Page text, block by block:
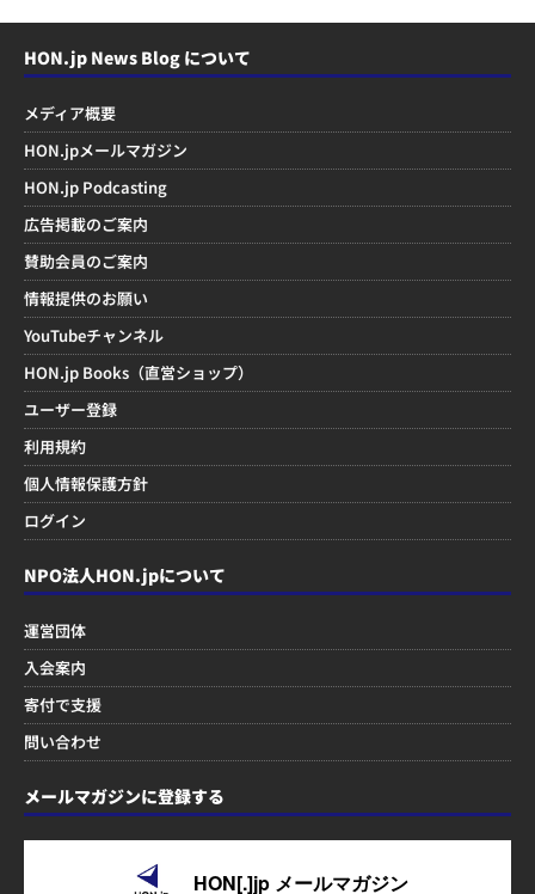
HON.jp News Blog について
メディア概要
HON.jpメールマガジン
HON.jp Podcasting
広告掲載のご案内
賛助会員のご案内
情報提供のお願い
YouTubeチャンネル
HON.jp Books（直営ショップ）
ユーザー登録
利用規約
個人情報保護方針
ログイン
NPO法人HON.jpについて
運営団体
入会案内
寄付で支援
問い合わせ
メールマガジンに登録する